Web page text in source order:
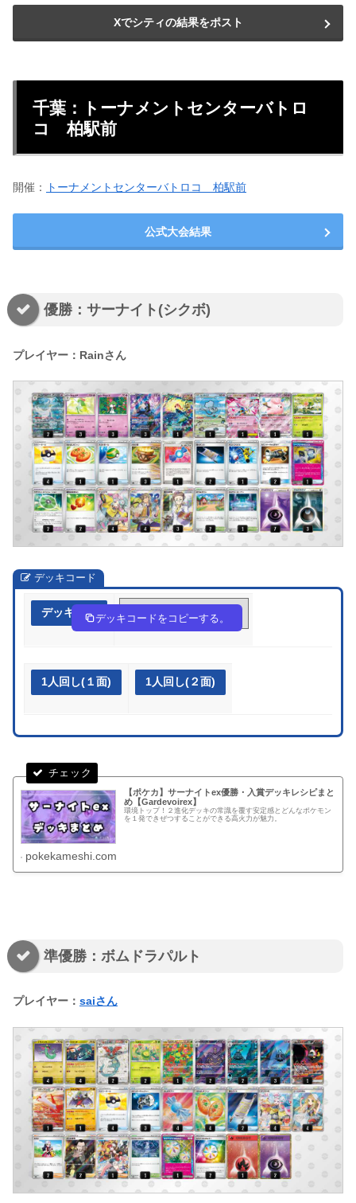
Xでシティの結果をポスト
千葉：トーナメントセンターバトロ
コ 柏駅前
開催： トーナメントセンターバトロコ 柏駅前
公式大会結果
優勝：サーナイト(シクボ)
プレイヤー：Rainさん
デッキコード
デッキ作成 dfv1kv-9DUBDk-wVkFv1
デッキコードをコピーする。
1人回し(１面) 1人回し(２面)
【ポケカ】サーナイトex優勝・入賞デッキレシピまと
め【Gardevoirex】
環境トップ！２進化デッキの常識を覆す安定感とどんなポケモン
を１発できぜつすることができる高火力が魅力。
pokekameshi.com
準優勝：ボムドラパルト
プレイヤー： saiさん